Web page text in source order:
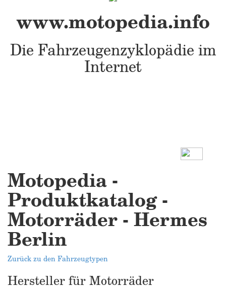
www.motopedia.info
Die Fahrzeugenzyklopädie im
Internet
Motopedia -
Produktkatalog -
Motorräder - Hermes
Berlin
Zurück zu den Fahrzeugtypen
Hersteller für Motorräder